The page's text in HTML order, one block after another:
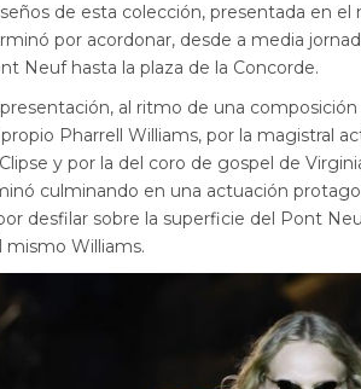
de esta colección, presentada en
por acordonar, desde a media
Neuf hasta la plaza de la Concorde.
presentación, al ritmo de una
Pharrell Williams, por la magistral
y por la del coro de gospel de
culminando en una actuación
desfilar sobre la superficie del Pont
mismo Williams.